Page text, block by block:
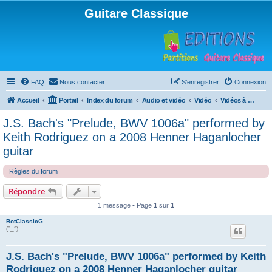
Guitare Classique
FAQ Nous contacter Connexion
S’enregistrer
Accueil Portail Index du forum Audio et vidéo Vidéo Vidéos à gogo
J.S. Bach's "Prelude, BWV 1006a" performed by
Keith Rodriguez on a 2008 Henner Haganlocher
guitar
Règles du forum
Répondre
1 message • Page 1 sur 1
BotClassicG
(°_°)
J.S. Bach's "Prelude, BWV 1006a" performed by Keith
Rodriguez on a 2008 Henner Haganlocher guitar